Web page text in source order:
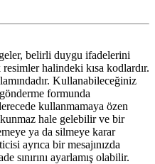
belirli duygu ifadelerini
halindeki kısa kodlardır.
Kullanabileceğiniz
formunda
kullanmamaya özen
hale gelebilir ve bir
ya da silmeye karar
ayrıca bir mesajınızda
sınırını ayarlamış olabilir.